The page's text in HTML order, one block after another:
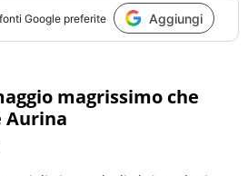
Google preferite Aggiungi
magrissimo che
Aurina